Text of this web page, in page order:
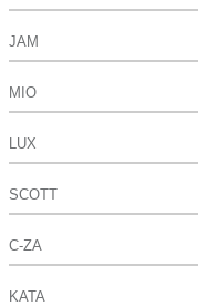
JAM
MIO
LUX
SCOTT
C-ZA
KATA